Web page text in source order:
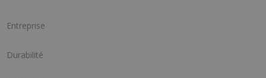
Entreprise
Durabilité